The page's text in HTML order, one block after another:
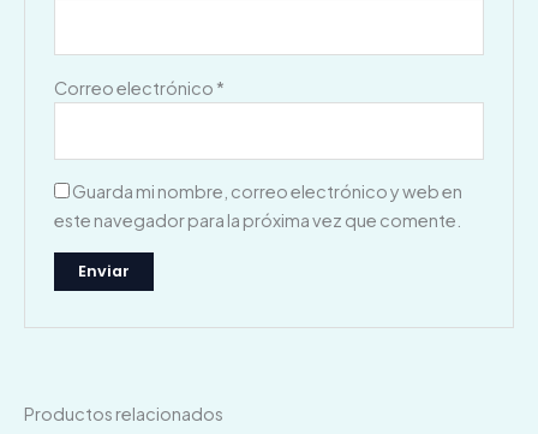
Correo electrónico *
Guarda mi nombre, correo electrónico y web en
este navegador para la próxima vez que comente.
Productos relacionados